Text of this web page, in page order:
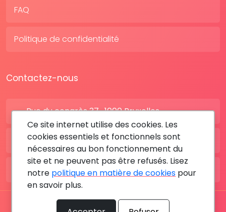
FAQ
Politique de confidentialité
Contactez-nous
Rue du congrès 37 , 1000 Bruxelles
BE: +32 28080227
FR: +33 183642895
Tous les droits sont réservés © 2026 RDV MÉDICAL By
Ce site internet utilise des cookies. Les
cookies essentiels et fonctionnels sont
nécessaires au bon fonctionnement du
site et ne peuvent pas être refusés. Lisez
notre politique en matière de cookies pour
en savoir plus.